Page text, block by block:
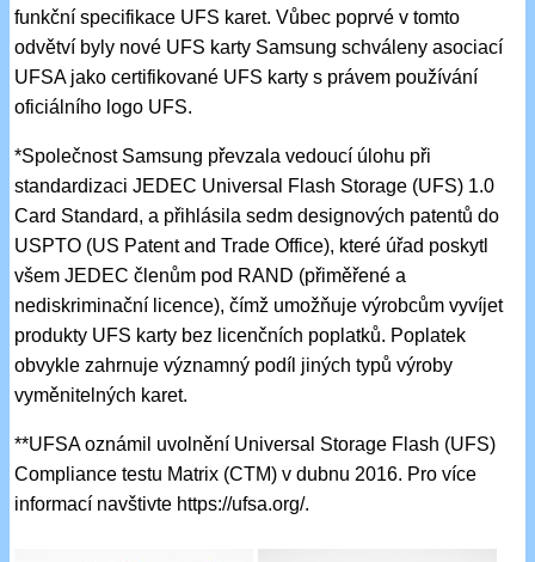
funkční specifikace UFS karet. Vůbec poprvé v tomto
odvětví byly nové UFS karty Samsung schváleny asociací
UFSA jako certifikované UFS karty s právem používání
oficiálního logo UFS.
*Společnost Samsung převzala vedoucí úlohu při
standardizaci JEDEC Universal Flash Storage (UFS) 1.0
Card Standard, a přihlásila sedm designových patentů do
USPTO (US Patent and Trade Office), které úřad poskytl
všem JEDEC členům pod RAND (přiměřené a
nediskriminační licence), čímž umožňuje výrobcům vyvíjet
produkty UFS karty bez licenčních poplatků. Poplatek
obvykle zahrnuje významný podíl jiných typů výroby
vyměnitelných karet.
**UFSA oznámil uvolnění Universal Storage Flash (UFS)
Compliance testu Matrix (CTM) v dubnu 2016. Pro více
informací navštivte https://ufsa.org/.